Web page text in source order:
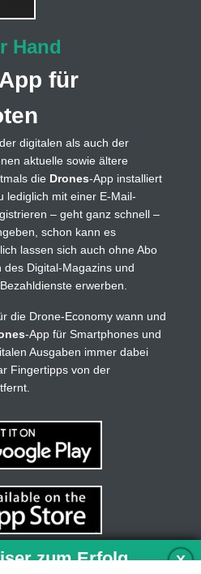
Hand
für
digitalen als auch der
aktuelle sowie ältere
die Drones-App installiert
lediglich mit einer E-Mail-
– geht ganz schnell –
schon kann es
lassen sich auch ohne Abo
Digital-Magazins und
erwerben.
die Drone-Economy wann und
-App für Smartphones und
Ausgaben immer dabei
Fingertipps von der
X
zum Erfolg